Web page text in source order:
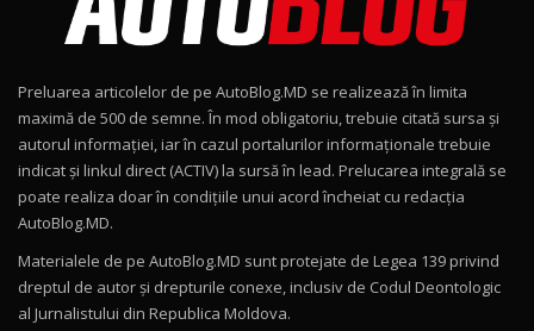
Noul Geely EX2 / Test Drive AutoBlog.MD
15:22
Mercedes-AMG E 53 HYBRID 4MATIC+ / Test
Drive AutoBlog.MD
16:27
11
Noul Volvo ES90 / Test Drive AutoBlog.MD
12
Noul MG HS / Test Drive AutoBlog.MD
16:48
Preluarea articolelor de pe AutoBlog.MD se realizează în limita
maximă de 500 de semne. În mod obligatoriu, trebuie citată sursa și
autorul informației, iar în cazul portalurilor informaționale trebuie
indicat și linkul direct (ACTIV) la sursă în lead. Prelucarea integrală se
poate realiza doar în condițiile unui acord încheiat cu redacţia
AutoBlog.MD.
Materialele de pe AutoBlog.MD sunt protejate de Legea 139 privind
dreptul de autor și drepturile conexe, inclusiv de Codul Deontologic
al Jurnalistului din Republica Moldova.